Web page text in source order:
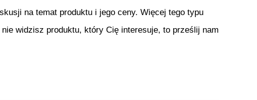
na temat produktu i jego ceny. Więcej tego typu
widzisz produktu, który Cię interesuje, to prześlij nam